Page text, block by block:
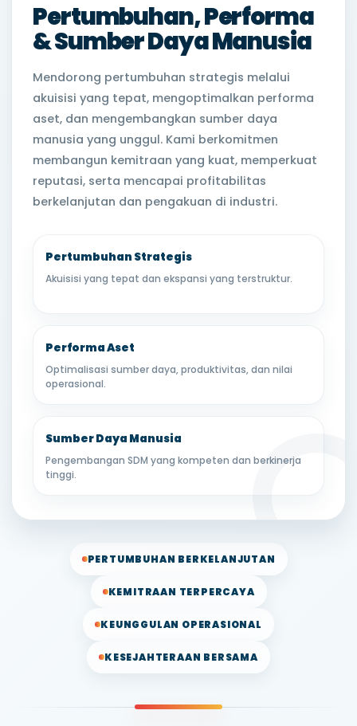
Pertumbuhan, Performa
& Sumber Daya Manusia
Mendorong pertumbuhan strategis melalui
akuisisi yang tepat, mengoptimalkan performa
aset, dan mengembangkan sumber daya
manusia yang unggul. Kami berkomitmen
membangun kemitraan yang kuat, memperkuat
reputasi, serta mencapai profitabilitas
berkelanjutan dan pengakuan di industri.
Pertumbuhan Strategis
Akuisisi yang tepat dan ekspansi yang terstruktur.
Performa Aset
Optimalisasi sumber daya, produktivitas, dan nilai
operasional.
Sumber Daya Manusia
Pengembangan SDM yang kompeten dan berkinerja
tinggi.
PERTUMBUHAN BERKELANJUTAN
KEMITRAAN TERPERCAYA
KEUNGGULAN OPERASIONAL
KESEJAHTERAAN BERSAMA